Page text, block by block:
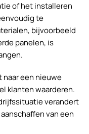
of het installeren
te
bijvoorbeeld
panelen, is
naar een nieuwe
klanten waarderen.
verandert
van een